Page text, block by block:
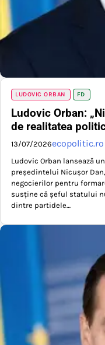
LUDOVIC ORBAN FD
Ludovic Orban:
de realitatea
13/07/2026ecopolitic.ro
Ludovic Orban lansează
președintelui Nicușor
negocierilor pentru
susține că șeful statului
dintre partidele…